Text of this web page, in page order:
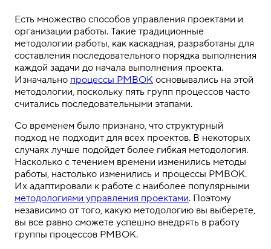
Есть множество способов управления проектами и
организации работы. Такие традиционные
методологии работы, как каскадная, разработаны для
составления последовательного порядка выполнения
каждой задачи до начала выполнения проекта.
Изначально процессы PMBOK основывались на этой
методологии, поскольку пять групп процессов часто
считались последовательными этапами.
Со временем было признано, что структурный
подход не подходит для всех проектов. В некоторых
случаях лучше подойдет более гибкая методология.
Насколько с течением времени изменились методы
работы, настолько изменились и процессы PMBOK.
Их адаптировали к работе с наиболее популярными
методологиями управления проектами. Поэтому
независимо от того, какую методологию вы выберете,
вы все равно сможете успешно внедрять в работу
группы процессов PMBOK.